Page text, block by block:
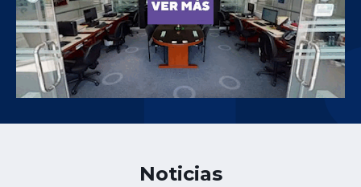
Noticias